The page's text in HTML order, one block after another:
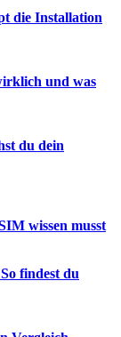
die Installation
und was
du dein
wissen musst
findest du